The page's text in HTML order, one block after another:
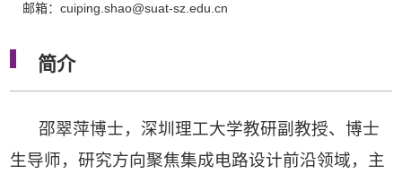
邮箱：cuiping.shao@suat-sz.edu.cn
简介
邵翠萍博士，深圳理工大学教研副教授、博士
生导师，研究方向聚焦集成电路设计前沿领域，主